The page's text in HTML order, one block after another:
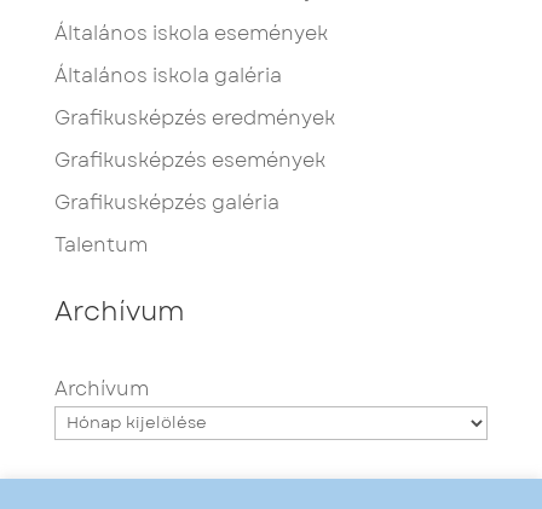
Általános iskola események
Általános iskola galéria
Grafikusképzés eredmények
Grafikusképzés események
Grafikusképzés galéria
Talentum
Archívum
Archívum